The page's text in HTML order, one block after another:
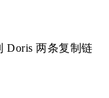
Doris 两条复制链